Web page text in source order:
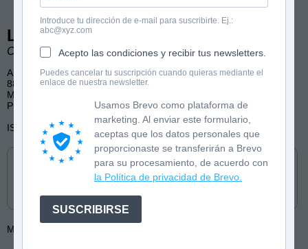
Introduce tu dirección de e-mail para suscribirte. Ej.:
abc@xyz.com
Acepto las condiciones y recibir tus newsletters.
Puedes cancelar tu suscripción cuando quieras mediante el
enlace de nuestra newsletter.
Usamos Brevo como plataforma de
marketing. Al enviar este formulario,
aceptas que los datos personales que
proporcionaste se transferirán a Brevo
para su procesamiento, de acuerdo con
la Política de privacidad de Brevo.
SUSCRIBIRSE
La tejedora de la muerte
Concha López Narváez. Ilustraciones de Laia Ganyet.
A partir de 13 años
88 páginas
Misterio, terror, psicológico
Publicado por Anaya Infantil y Juvenil
ISBN: 9788414362792
Cómpralo en
Más de: